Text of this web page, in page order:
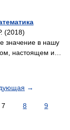
(2018)
значение в нашу
настоящем и…
→
7 8
9